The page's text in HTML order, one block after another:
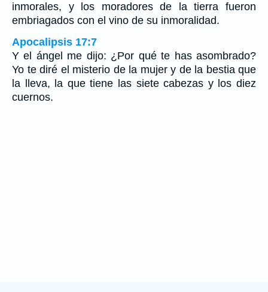
inmorales, y los moradores de la tierra fueron
embriagados con el vino de su inmoralidad.
Apocalipsis 17:7
Y el ángel me dijo: ¿Por qué te has asombrado?
Yo te diré el misterio de la mujer y de la bestia que
la lleva, la que tiene las siete cabezas y los diez
cuernos.